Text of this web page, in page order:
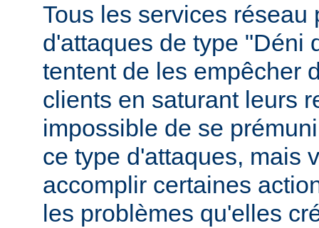
Tous les services réseau
d'attaques de type "Déni
tentent de les empêcher
clients en saturant leurs
impossible de se
ce type d'attaques, mais
accomplir certaines
les problèmes qu'elles